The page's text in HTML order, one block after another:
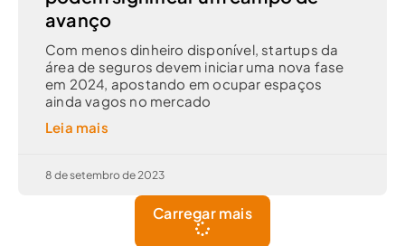
avanço
Com menos dinheiro disponível, startups da
área de seguros devem iniciar uma nova fase
em 2024, apostando em ocupar espaços
ainda vagos no mercado
Leia mais
8 de setembro de 2023
Carregar mais